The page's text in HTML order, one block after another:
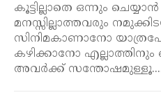
കൂട്ടില്ലാതെ ഒന്നും
മനസ്സില്ലാത്തവരും
സിനിമകാണാനോ
കഴിക്കാനോ എല്ലാത്തിനും
അവർക്ക്